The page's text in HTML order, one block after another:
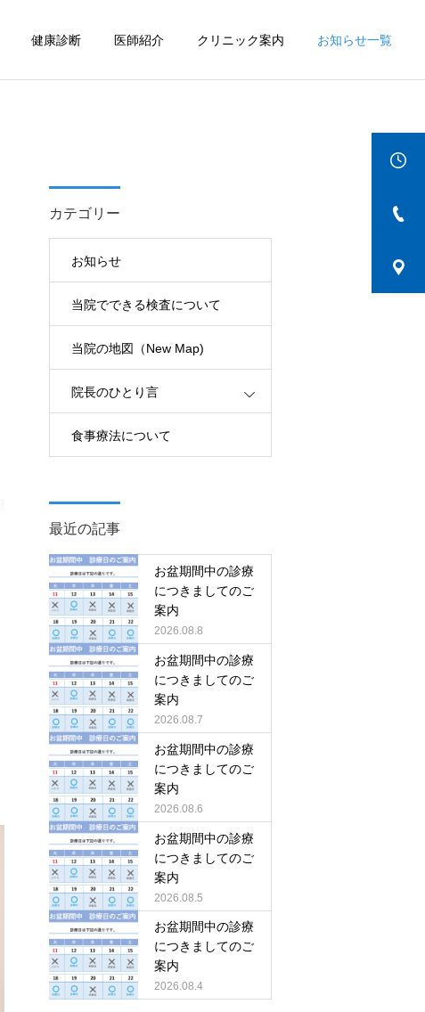
健康診断 医師紹介 クリニック案内 お知らせ一覧
カテゴリー
お知らせ
当院でできる検査について
当院の地図（New Map)
院長のひとり言
食事療法について
最近の記事
お盆期間中の診療
につきましてのご
案内
2026.08.8
お盆期間中の診療
につきましてのご
案内
2026.08.7
お盆期間中の診療
につきましてのご
案内
2026.08.6
お盆期間中の診療
につきましてのご
案内
2026.08.5
お盆期間中の診療
につきましてのご
案内
2026.08.4